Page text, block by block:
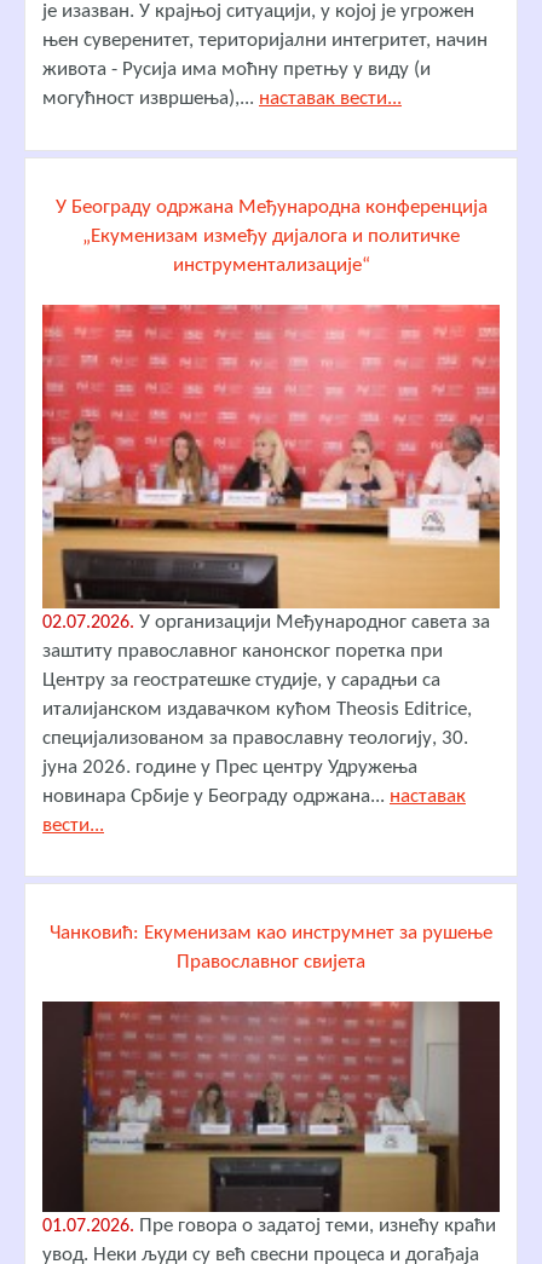
је изазван. У крајњој ситуацији, у којој је угрожен
њен суверенитет, територијални интегритет, начин
живота - Русија има моћну претњу у виду (и
могућност извршења),... наставак вести...
У Београду одржана Међународна конференција
„Екуменизам између дијалога и политичке
инструментализације“
02.07.2026. У организацији Међународног савета за
заштиту православног канонског поретка при
Центру за геостратешке студије, у сарадњи са
италијанском издавачком кућом Theosis Editrice,
специјализованом за православну теологију, 30.
јуна 2026. године у Прес центру Удружења
новинара Србије у Београду одржана... наставак
вести...
Чанковић: Екуменизам као инструмнет за рушење
Православног свијета
01.07.2026. Пре говора о задатој теми, изнећу краћи
увод. Неки људи су већ свесни процеса и догађаја